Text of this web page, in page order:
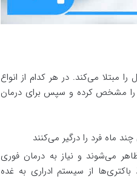
در مردان در هر سنی ایجاد می‌شود، اما بیشتر مردان بین ۳۰ تا ۵۰ سال را مبتلا می‌کند. در هر کدام از انواع
را مشخص کرده و سپس برای درمان
ماه فرد را درگیر می‌کنند
می‌شوند و نیاز به درمان فوری
باکتری‌ها از سیستم ادراری به غده